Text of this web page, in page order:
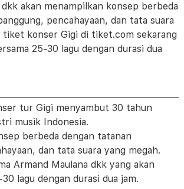
akan menampilkan konsep berbeda
pencahayaan, dan tata suara
tiket konser Gigi di tiket.com sekarang
25-30 lagu dengan durasi dua
tur Gigi menyambut 30 tahun
musik Indonesia.
berbeda dengan tatanan
dan tata suara yang megah.
Armand Maulana dkk yang akan
lagu dengan durasi dua jam.